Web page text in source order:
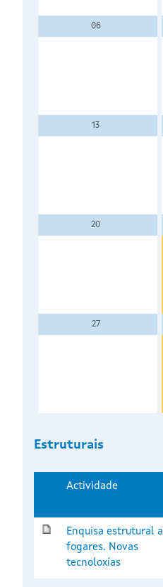
06
13
20
27
Estruturais
Actividade
Enquisa estrutural a
fogares. Novas
tecnoloxías